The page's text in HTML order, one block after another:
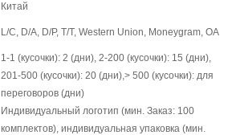
Китай
L/C, D/A, D/P, T/T, Western Union, Moneygram, OA
1-1 (кусочки): 2 (дни), 2-200 (кусочки): 15 (дни),
201-500 (кусочки): 20 (дни),> 500 (кусочки): для
переговоров (дни)
Индивидуальный логотип (мин. Заказ: 100
комплектов), индивидуальная упаковка (мин.